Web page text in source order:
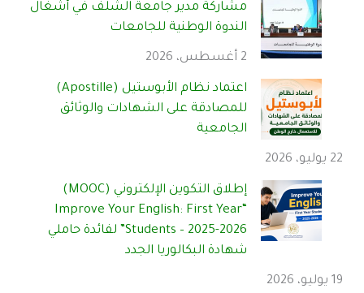
مشاركة مدير جامعة الشلف في أشغال
الندوة الوطنية للجامعات
2 أغسطس، 2026
اعتماد نظام الأبوستيل (Apostille)
للمصادقة على الشهادات والوثائق
الجامعية
22 يوليو، 2026
إطلاق التكوين الإلكتروني (MOOC)
“Improve Your English: First Year
Students – 2025-2026” لفائدة حاملي
شهادة البكالوريا الجدد
19 يوليو، 2026